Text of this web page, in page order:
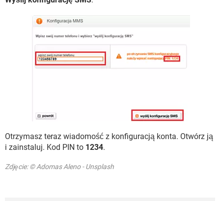
Otrzymasz teraz wiadomość z konfiguracją konta. Otwórz ją
i zainstaluj. Kod PIN to 1234.
Zdjęcie: © Adomas Aleno - Unsplash